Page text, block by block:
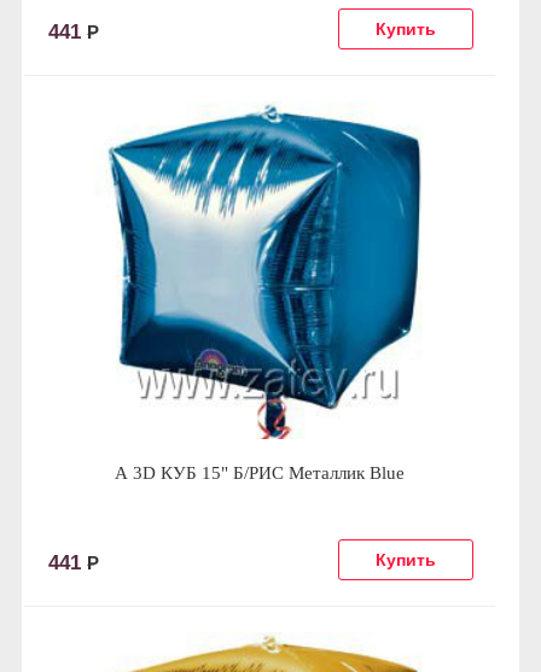
441 Р
А 3D КУБ 15" Б/РИС Металлик Blue
441 Р